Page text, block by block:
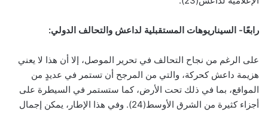
رابعًا- السيناريوهات المستقبلية لداعش والتحالف الدولي:
على الرغم من نجاح التحالف في تحرير الموصل، إلا أن هذا لا يعني
هزيمة داعش كحركة، والتي من المرجح أن تستمر في عديدٍ من
المواقع، بما في ذلك تحت الأرض، كما ستستمر في السيطرة على
أجزاء كثيرة من الشرق الأوسط(24). وفي هذا الإطار، يمكن إجمال